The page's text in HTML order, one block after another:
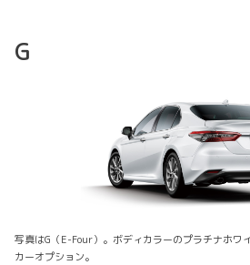
G
写真はG（E-Four）。ボディカラーのプラチナホワ
カーオプション。